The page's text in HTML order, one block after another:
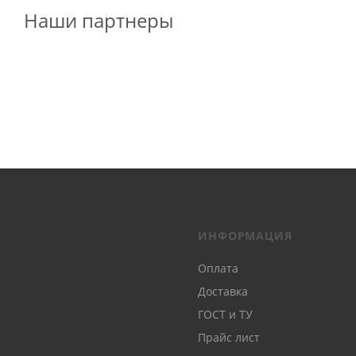
Наши партнеры
ИНФОРМАЦИЯ
Оплата
Доставка
ГОСТ и ТУ
Прайс лист